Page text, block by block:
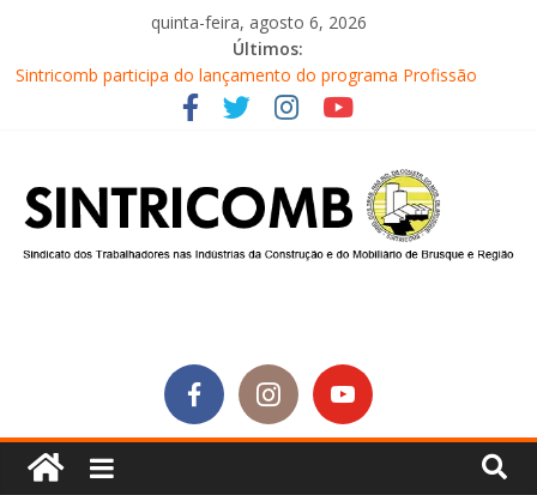
quinta-feira, agosto 6, 2026
Últimos:
Sintricomb participa do lançamento do programa Profissão
Construir em Brusque
Equipe do SINTRICOMB realiza mais uma edição do Café na
Conselho Fiscal do SINTRICOMB realiza avaliação das contas do
sindicato
Diretores do SINTRICOMB são eleitos para a direção da Nova
Central Sindical de SC